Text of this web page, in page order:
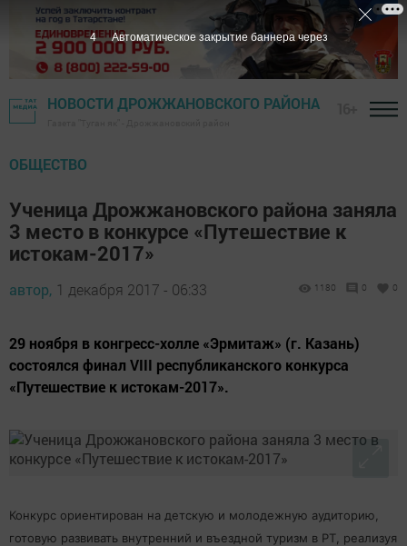
НОВОСТИ ДРОЖЖАНОВСКОГО РАЙОНА
ОБЩЕСТВО
Ученица Дрожжановского района заняла
3 место в конкурсе «Путешествие к
истокам-2017»
автор, 1 декабря 2017 - 06:33 1180 0 0
29 ноября в конгресс-холле «Эрмитаж» (г. Казань)
состоялся финал VIII республиканского конкурса
«Путешествие к истокам-2017».
Конкурс ориентирован на детскую и молодежную аудиторию,
готовую развивать внутренний и въездной туризм в РТ, реализуя
3 Автоматическое закрытие баннера через